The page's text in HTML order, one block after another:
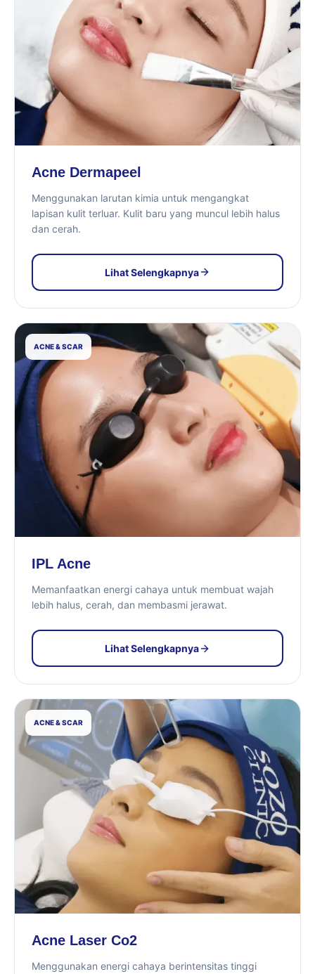
Acne Dermapeel
Menggunakan larutan kimia untuk mengangkat
lapisan kulit terluar. Kulit baru yang muncul lebih halus
dan cerah.
Lihat Selengkapnya
ACNE & SCAR
IPL Acne
Memanfaatkan energi cahaya untuk membuat wajah
lebih halus, cerah, dan membasmi jerawat.
Lihat Selengkapnya
ACNE & SCAR
Acne Laser Co2
Menggunakan energi cahaya berintensitas tinggi